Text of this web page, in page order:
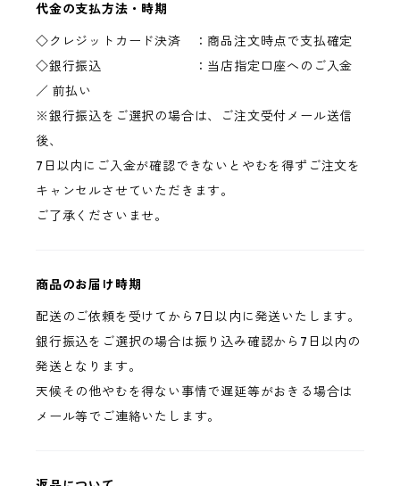
代金の支払方法・時期
◇クレジットカード決済 ：商品注文時点で支払確定
◇銀行振込 ：当店指定口座へのご入金
／ 前払い
※銀行振込をご選択の場合は、ご注文受付メール送信
後、
7日以内にご入金が確認できないとやむを得ずご注文を
キャンセルさせていただきます。
ご了承くださいませ。
商品のお届け時期
配送のご依頼を受けてから7日以内に発送いたします。
銀行振込をご選択の場合は振り込み確認から7日以内の
発送となります。
天候その他やむを得ない事情で遅延等がおきる場合は
メール等でご連絡いたします。